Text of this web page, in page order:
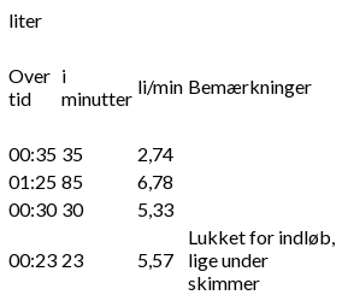
liter
Over
tid
i
minutter
li/min Bemærkninger
00:35 35
2,74
01:25 85
6,78
00:30 30 5,33
00:23 23 5,57
Lukket for indløb,
lige under
skimmer